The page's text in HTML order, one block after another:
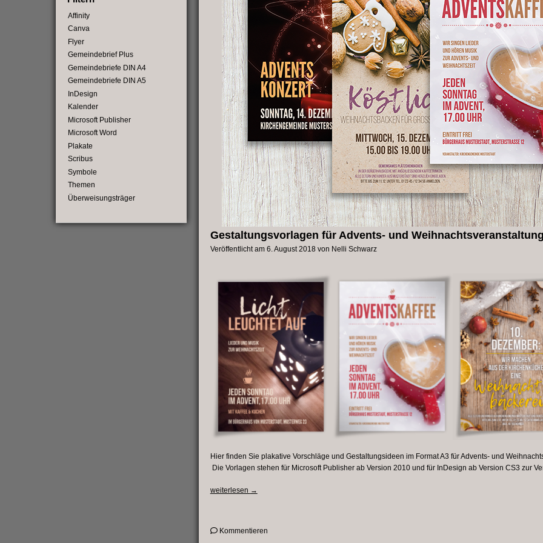
Gestaltungsvorlagen für Advents- und
Veröffentlicht am 6. August 2018von Nelli Schwarz
Hier finden Sie plakative Vorschläge und Gestaltungsideen im Format A3 für Advents- und
Die Vorlagen stehen für Microsoft Publisher ab Version 2010 und für InDesign ab Version CS3 zur
weiterlesen „Gestaltungsvorlagen
Weihnachtsveranstaltungen“
→
Kommentierenon
Affinity
Canva
Flyer
Gemeindebrief Plus
Gemeindebriefe DIN A4
Gemeindebriefe DIN A5
InDesign
Kalender
Microsoft Publisher
Microsoft Word
Plakate
Scribus
Symbole
Themen
Überweisungsträger